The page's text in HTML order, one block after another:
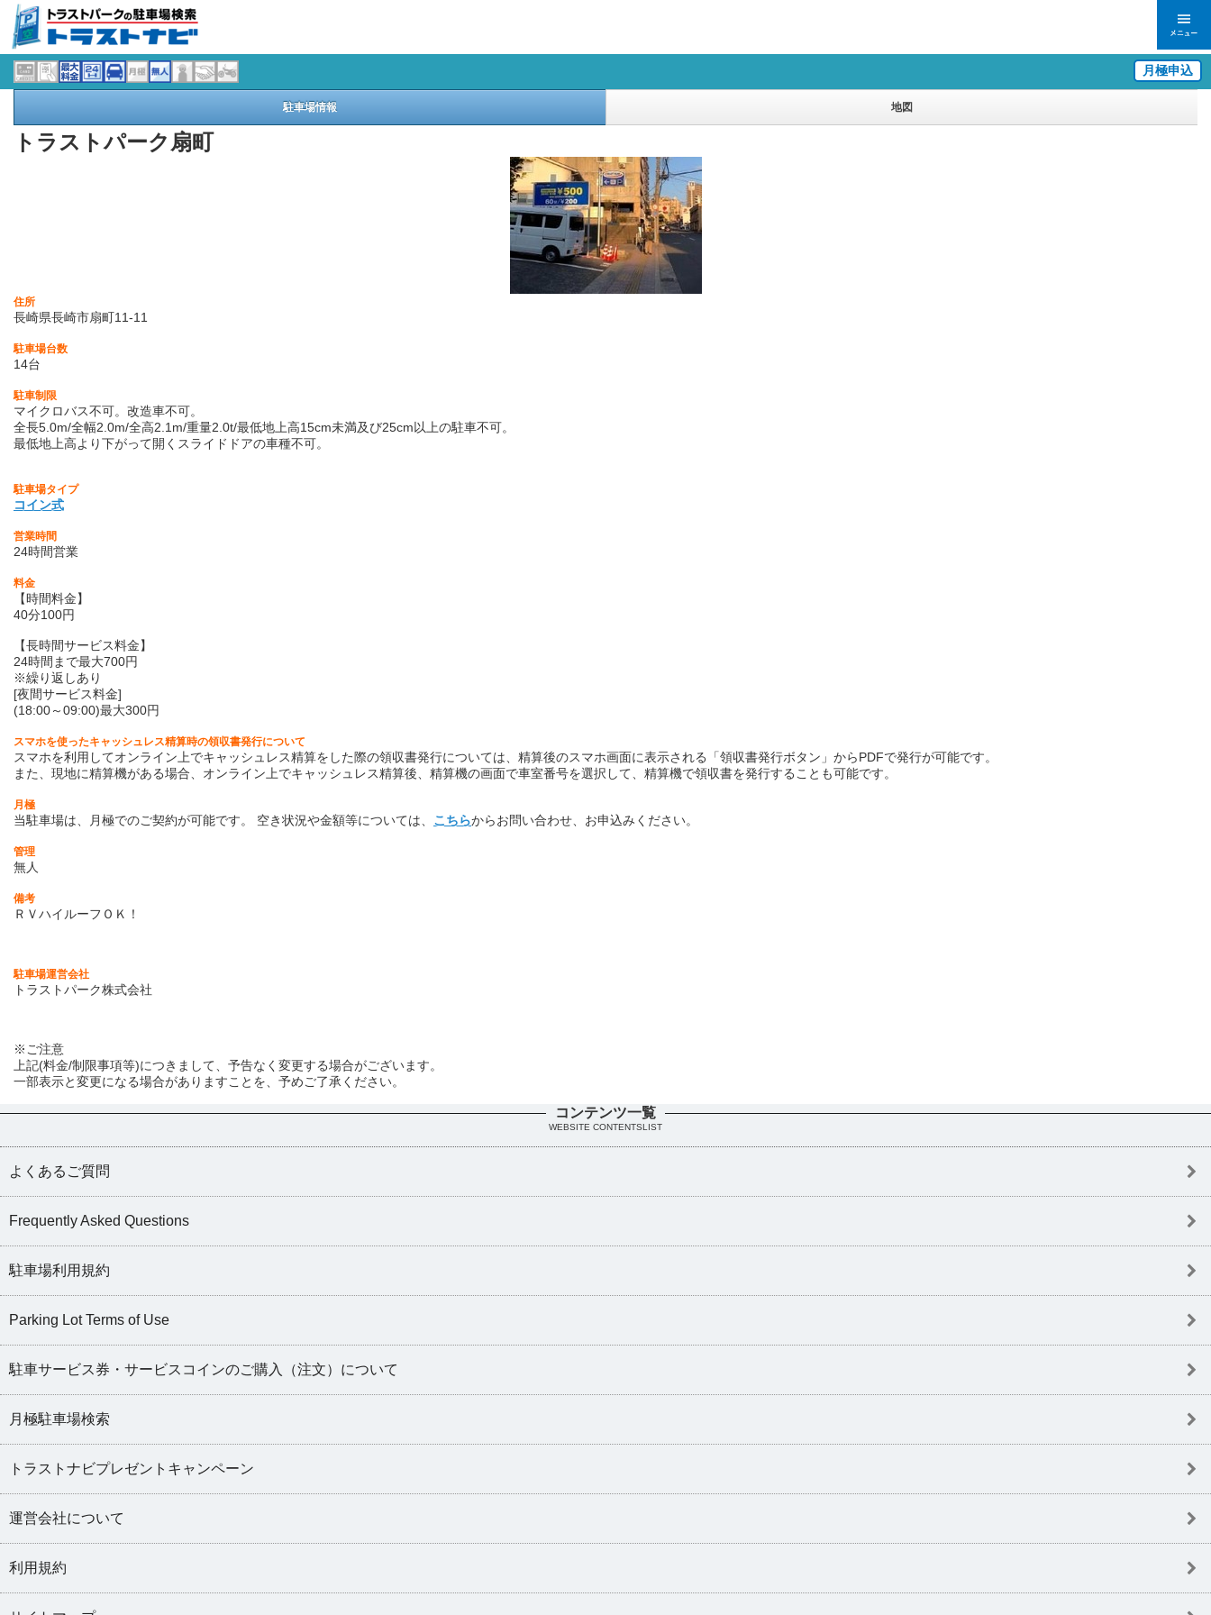
月極申込
駐車場情報 地図
トラストパーク扇町
住所
長崎県長崎市扇町11-11
駐車場台数
14台
駐車制限
マイクロバス不可。改造車不可。
全長5.0m/全幅2.0m/全高2.1m/重量2.0t/最低地上高15cm未満及び25cm以上の駐車不可。
最低地上高より下がって開くスライドドアの車種不可。
駐車場タイプ
コイン式
営業時間
24時間営業
料金
【時間料金】
40分100円
【長時間サービス料金】
24時間まで最大700円
※繰り返しあり
[夜間サービス料金]
(18:00～09:00)最大300円
スマホを使ったキャッシュレス精算時の領収書発行について
スマホを利用してオンライン上でキャッシュレス精算をした際の領収書発行については、精算後のスマホ画面に表示される「領収書発行ボタン」からPDFで発行が可能です。
また、現地に精算機がある場合、オンライン上でキャッシュレス精算後、精算機の画面で車室番号を選択して、精算機で領収書を発行することも可能です。
月極
当駐車場は、月極でのご契約が可能です。 空き状況や金額等については、 こちらからお問い合わせ、お申込みください。
管理
無人
備考
ＲＶハイルーフＯＫ！
駐車場運営会社
トラストパーク株式会社
※ご注意
上記(料金/制限事項等)につきまして、予告なく変更する場合がございます。
一部表示と変更になる場合がありますことを、予めご了承ください。
コンテンツ一覧
WEBSITE CONTENTSLIST
よくあるご質問
Frequently Asked Questions
駐車場利用規約
Parking Lot Terms of Use
駐車サービス券・サービスコインのご購入（注文）について
月極駐車場検索
トラストナビプレゼントキャンペーン
運営会社について
利用規約